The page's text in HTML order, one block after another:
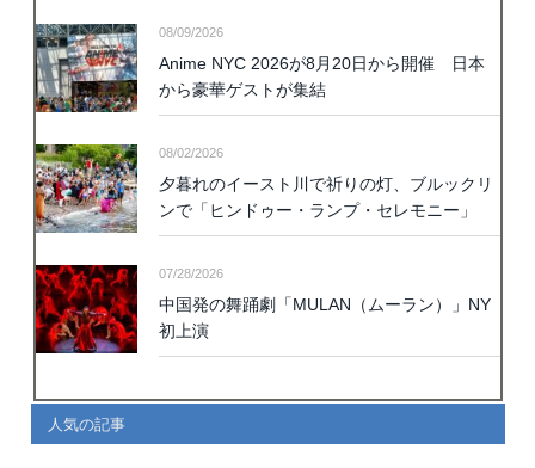
08/09/2026
Anime NYC 2026が8月20日から開催 日本
から豪華ゲストが集結
08/02/2026
夕暮れのイースト川で祈りの灯、ブルックリ
ンで「ヒンドゥー・ランプ・セレモニー」
07/28/2026
中国発の舞踊劇「MULAN（ムーラン）」NY
初上演
人気の記事